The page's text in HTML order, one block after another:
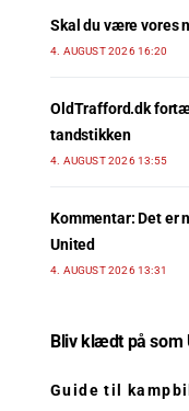
Skal du være vores
4. AUGUST 2026 16:20
OldTrafford.dk
tandstikken
4. AUGUST 2026 13:55
Kommentar: Det er
United
4. AUGUST 2026 13:31
Bliv klædt på som
Guide til